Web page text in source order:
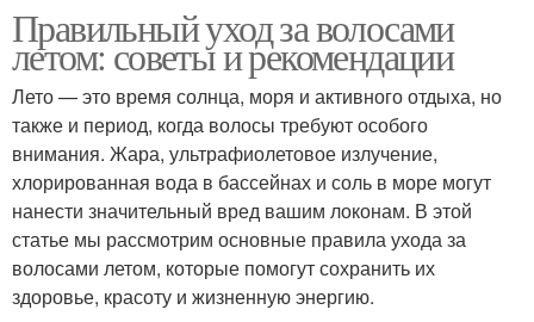
Правильный уход за волосами
летом: советы и рекомендации
Лето — это время солнца, моря и активного отдыха, но
также и период, когда волосы требуют особого
внимания. Жара, ультрафиолетовое излучение,
хлорированная вода в бассейнах и соль в море могут
нанести значительный вред вашим локонам. В этой
статье мы рассмотрим основные правила ухода за
волосами летом, которые помогут сохранить их
здоровье, красоту и жизненную энергию.